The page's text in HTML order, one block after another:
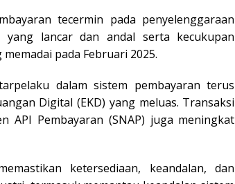
tecermin pada penyelenggaraan
yang lancar dan andal serta kecukupan
pada Februari 2025.
dalam sistem pembayaran terus
Digital (EKD) yang meluas. Transaksi
API Pembayaran (SNAP) juga meningkat
ketersediaan, keandalan, dan